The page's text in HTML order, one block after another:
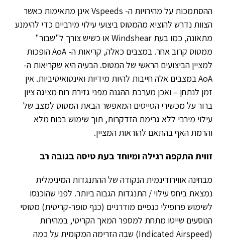
ההסתמכות על מהירויות ה- Vspeeds אינן מתאימות כאשר
הצוות נדרש להוציא מהמטוס ביצועי עילוי מירביים כדי להימנע
מתאונה, כמו בעת Windshear או כשיש צורך ל"שבור"
ממטוס קרוב אחר. במצבים כאלה, קריאות ה- AoA הופכות
למציין הביצועים הראשי של המטוס. הבעיה היא שקריאות ה-
AoA במצבים אלה חייבות להיות מידיות ואינטואיטיביות. אין
זמן לנתחן – ואכן מערכת ההגנה מפני גזירת רוח מציגה ציון
ברור על מכשירי הטייסים המאפשר הבאת המטוס למצב של
עילוי מירבי ללא גרימת הזדקרות, תוך שימוש בכוח מלא
והרמת האף בהתאם להוראות המציין.
זווית התקפה רגילה ומיוחד בעת טיסה בגובה רב
מבחינה אווירודינמית הנקודה של ההתנגדות המינימלית
נמצאת ביחס עילוי / התנגדות הגבוה ביותר. לפני שהוכנסו
לשימוש פרופילי כנפיים מודרניים (כנף סופר-קריטית) מטוסי
הנוסעים שייטו מתחת למספר המאך הקריטי, במהירות
(Indicated Airspeed) שבה הזרימה המקומית על כמה